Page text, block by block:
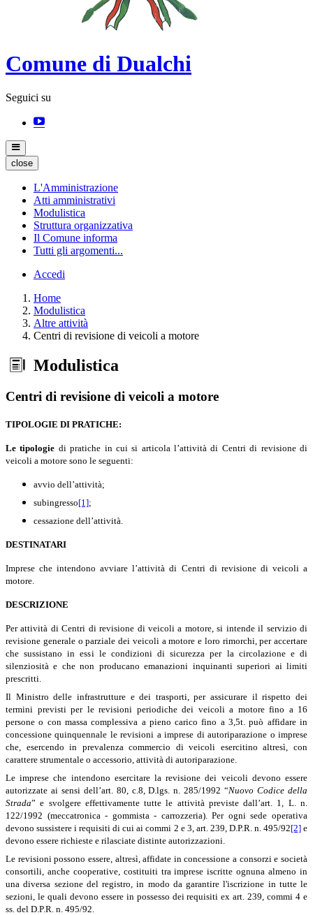
Comune di Dualchi
Seguici su
close
L'Amministrazione
Atti amministrativi
Modulistica
Struttura organizzativa
Il Comune informa
Tutti gli argomenti...
Accedi
Home
Modulistica
Altre attività
Centri di revisione di veicoli a motore
Modulistica
Centri di revisione di veicoli a motore
TIPOLOGIE DI PRATICHE:
Le tipologie di pratiche in cui si articola l’attività di Centri di revisione di
veicoli a motore sono le seguenti:
avvio dell’attività;
subingresso[1];
cessazione dell’attività.
DESTINATARI
Imprese che intendono avviare l’attività di Centri di revisione di veicoli a
motore.
DESCRIZIONE
Per attività di Centri di revisione di veicoli a motore, si intende il servizio di
revisione generale o parziale dei veicoli a motore e loro rimorchi, per accertare
che sussistano in essi le condizioni di sicurezza per la circolazione e di
silenziosità e che non producano emanazioni inquinanti superiori ai limiti
prescritti.
Il Ministro delle infrastrutture e dei trasporti, per assicurare il rispetto dei
termini previsti per le revisioni periodiche dei veicoli a motore fino a 16
persone o con massa complessiva a pieno carico fino a 3,5t. può affidare in
concessione quinquennale le revisioni a imprese di autoriparazione o imprese
che, esercendo in prevalenza commercio di veicoli esercitino altresì, con
carattere strumentale o accessorio, attività di autoriparazione.
Le imprese che intendono esercitare la revisione dei veicoli devono essere
autorizzate ai sensi dell’art. 80, c.8, D.lgs. n. 285/1992 “Nuovo Codice della
Strada” e svolgere effettivamente tutte le attività previste dall’art. 1, L. n.
122/1992 (meccatronica - gommista - carrozzeria). Per ogni sede operativa
devono sussistere i requisiti di cui ai commi 2 e 3, art. 239, D.P.R. n. 495/92[2]e
devono essere richieste e rilasciate distinte autorizzazioni.
Le revisioni possono essere, altresì, affidate in concessione a consorzi e società
consortili, anche cooperative, costituiti tra imprese iscritte ognuna almeno in
una diversa sezione del registro, in modo da garantire l'iscrizione in tutte le
sezioni, le quali devono essere in possesso dei requisiti ex art. 239, commi 4 e
ss. del D.P.R. n. 495/92.